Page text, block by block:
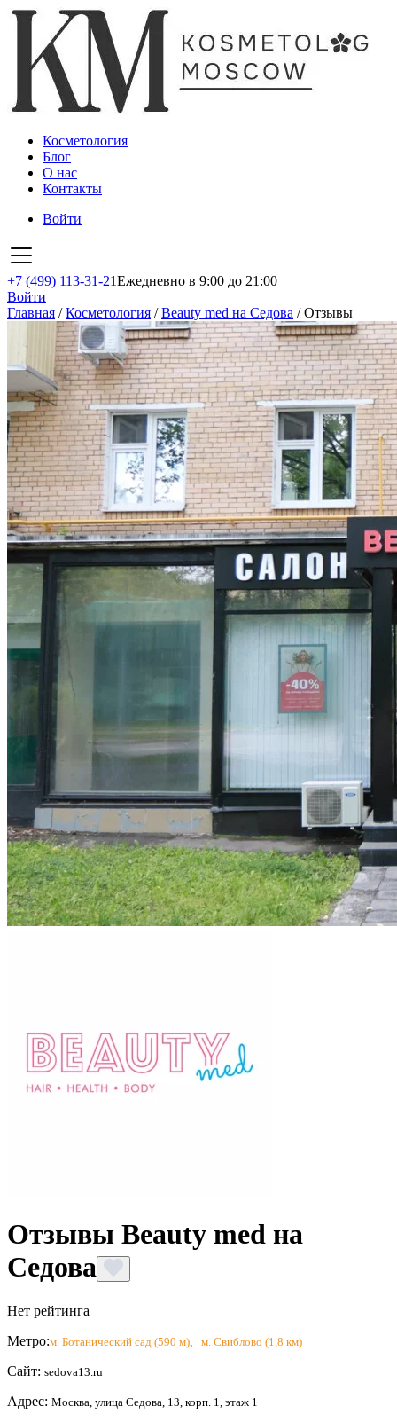
Косметология
Блог
О нас
Контакты
Войти
+7 (499) 113-31-21Ежедневно в 9:00 до 21:00
Войти
Главная /Косметология /Beauty med на Седова /Отзывы
Отзывы Beauty med на
Седова
Нет рейтинга
Метро:м. Ботанический сад (590 м) м. Свиблово (1,8 км)
Сайт: sedova13.ru
Адрес: Москва, улица Седова, 13, корп. 1, этаж 1